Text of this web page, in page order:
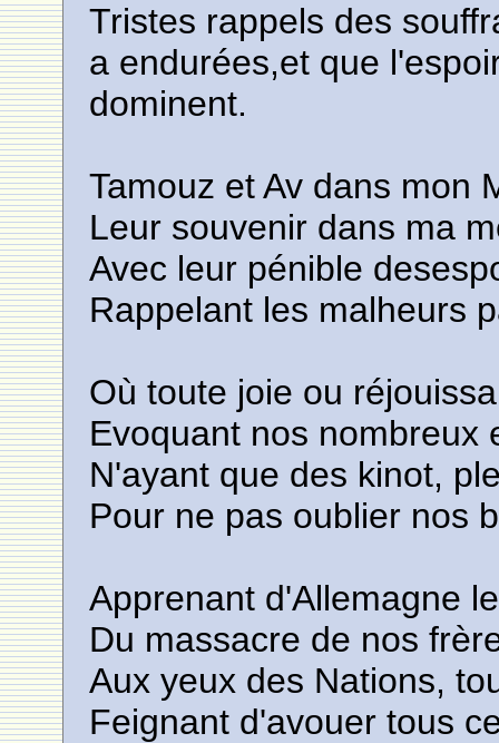
Tristes rappels des
a endurées,et que
dominent.
Tamouz et Av dans mon
Leur souvenir dans ma
Avec leur pénible
Rappelant les malheurs
Où toute joie ou
Evoquant nos nombreux
N'ayant que des kinot,
Pour ne pas oublier nos
Apprenant d'Allemagne
Du massacre de nos
Aux yeux des Nations,
Feignant d'avouer tous